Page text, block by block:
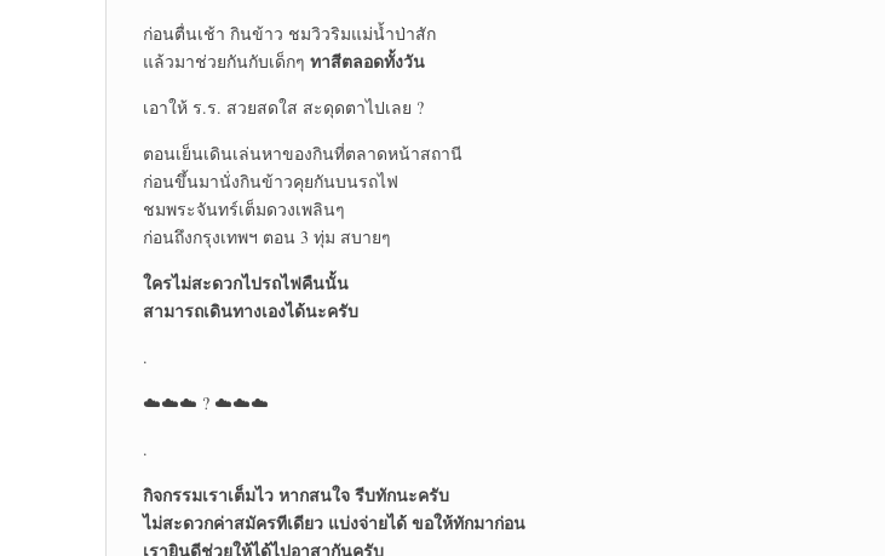
ก่อนตื่นเช้า กินข้าว ชมวิวริมแม่น้ำป่าสัก
แล้วมาช่วยกันกับเด็กๆ ทาสีตลอดทั้งวัน
เอาให้ ร.ร. สวยสดใส สะดุดตาไปเลย ?
ตอนเย็นเดินเล่นหาของกินที่ตลาดหน้าสถานี
ก่อนขึ้นมานั่งกินข้าวคุยกันบนรถไฟ
ชมพระจันทร์เต็มดวงเพลินๆ
ก่อนถึงกรุงเทพฯ ตอน 3 ทุ่ม สบายๆ
ใครไม่สะดวกไปรถไฟคืนนั้น
สามารถเดินทางเองได้นะครับ
.
☁️☁️☁️ ? ☁️☁️☁️
.
กิจกรรมเราเต็มไว หากสนใจ รีบทักนะครับ
ไม่สะดวกค่าสมัครทีเดียว แบ่งจ่ายได้ ขอให้ทักมาก่อน
เรายินดีช่วยให้ได้ไปอาสากันครับ